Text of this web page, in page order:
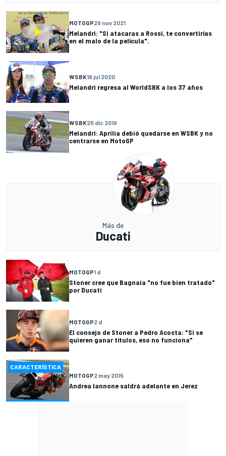
MOTOGP29 nov 2021
Melandri: "Si atacaras a Rossi, te convertirías
en el malo de la película".
WSBK16 jul 2020
Melandri regresa al WorldSBK a los 37 años
WSBK25 dic 2019
Melandri: Aprilia debió quedarse en WSBK y no
centrarse en MotoGP
Más de
Ducati
MOTOGP1 d
Stoner cree que Bagnaia "no fue bien tratado"
por Ducati
MOTOGP2 d
El consejo de Stoner a Pedro Acosta: "Si se
quieren ganar títulos, eso no funciona"
CARACTERÍSTICA
MOTOGP2 may 2015
Andrea Iannone saldrá adelante en Jerez